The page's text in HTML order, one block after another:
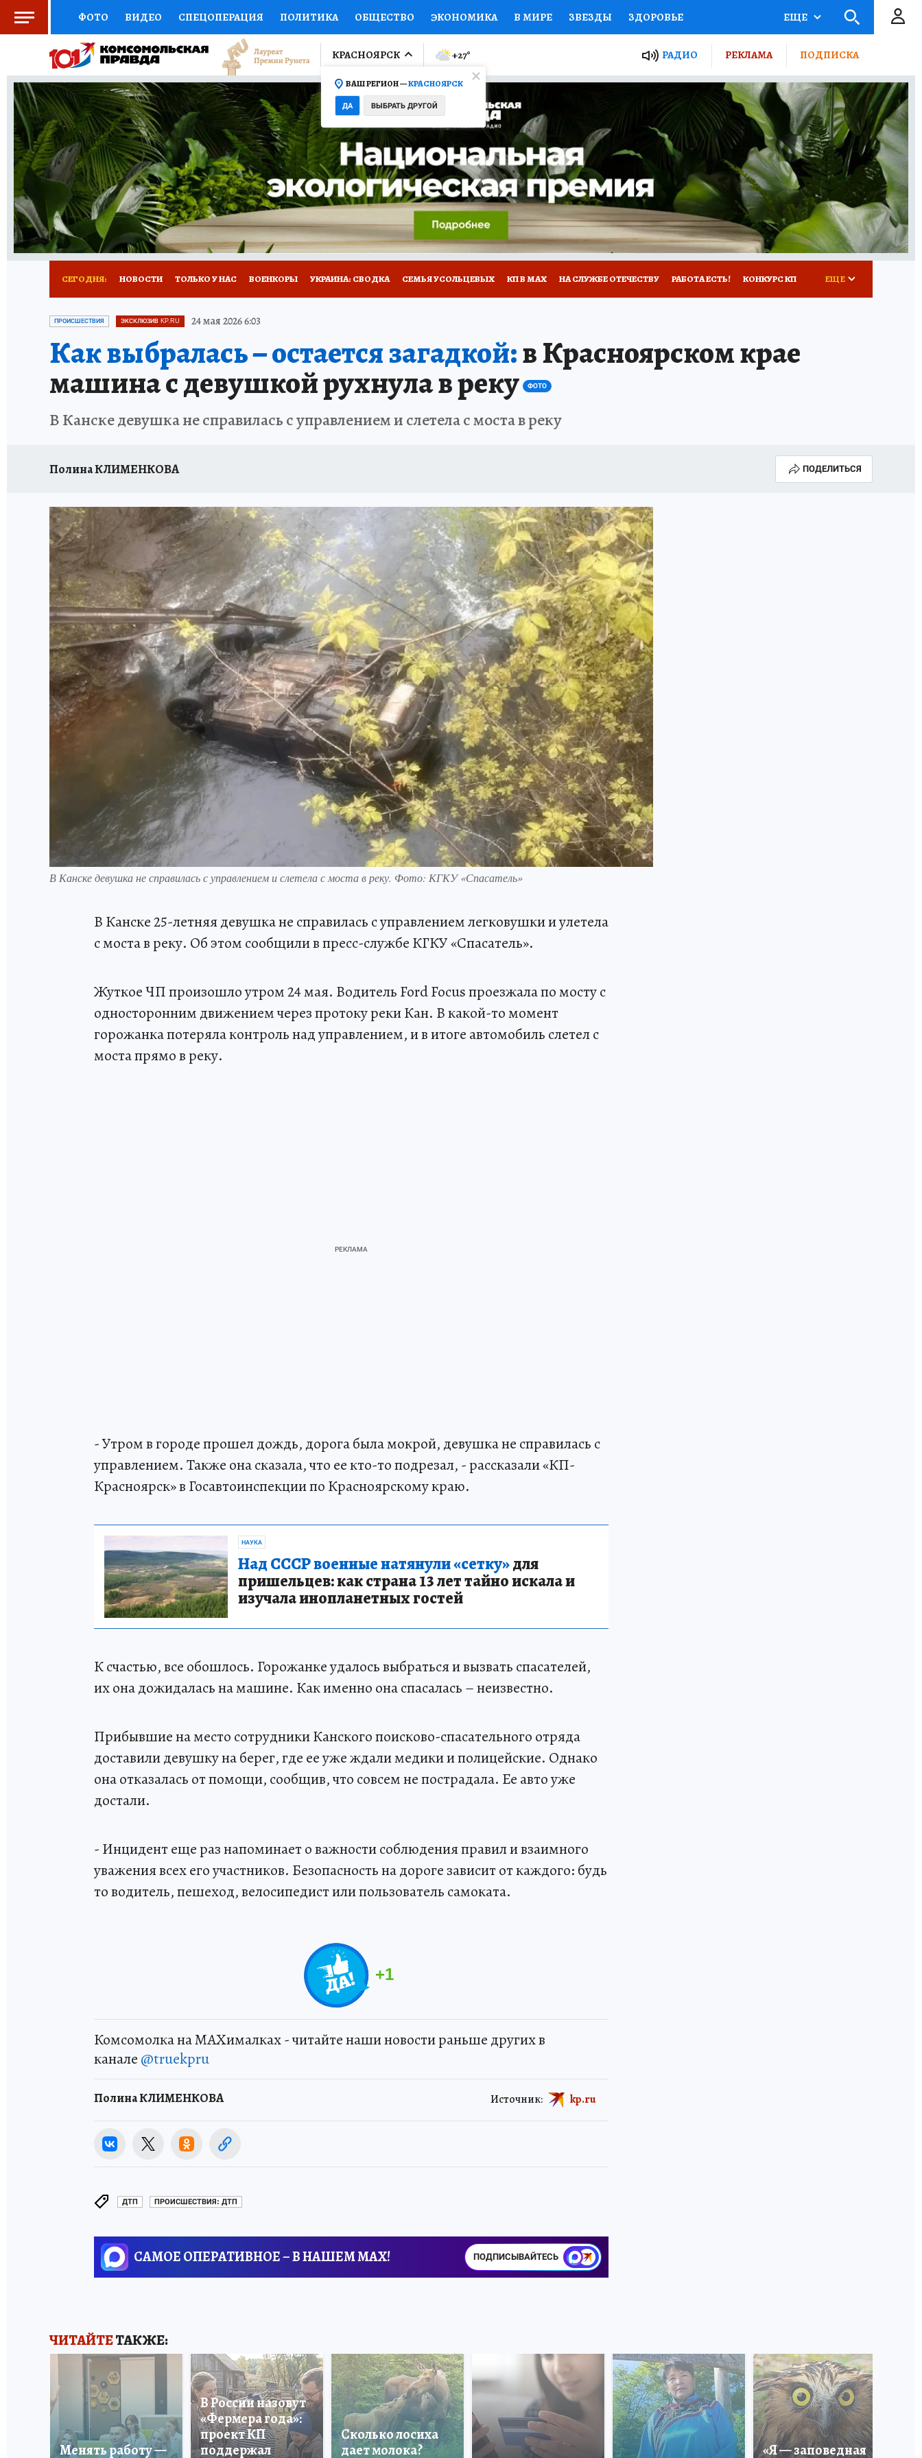
ФОТО ВИДЕО СПЕЦОПЕРАЦИЯ ПОЛИТИКА ОБЩЕСТВО ЭКОНОМИКА В МИРЕ ЗВЕЗДЫ ЗДОРОВЬЕ
СОЦПОДДЕРЖКА НАУКА СПОРТ КОЛУМНИСТЫ ПРОИСШЕСТВИЯ НАЦИОНАЛЬНЫЕ ПРОЕКТЫ РОССИИ
ВЫБОР ЭКСПЕРТОВ ДОКТОР ФИНАНСЫ ОТКРЫВАЕМ МИР Я ЗНАЮ СЕМЬЯ ЖЕНСКИЕ СЕКРЕТЫ ПУТЕВОДИТЕЛЬ
КНИЖНАЯ ПОЛКА ПРОГНОЗЫ НА СПОРТ ПРОМОКОДЫ СЕРИАЛЫ СПЕЦПРОЕКТЫ ДЕФИЦИТ ЖЕЛЕЗА ТУРИЗМ
ПРЕСС-ЦЕНТР НЕДВИЖИМОСТЬ ТЕЛЕВИЗОР КОЛЛЕКЦИИ КОНКУРСЫ РАБОТА У НАС ГИД ПОТРЕБИТЕЛЯ ВСЕ О КП
РАДИО КП РЕКЛАМА ТЕСТЫ НОВОЕ НА САЙТЕ
ЕЩЕ
КРАСНОЯРСК
ВАШ РЕГИОН —КРАСНОЯРСК
ДА ВЫБРАТЬ ДРУГОЙ
+27° РАДИО РЕКЛАМА ПОДПИСКА
СЕГОДНЯ: НОВОСТИ ТОЛЬКО У НАС ВОЕНКОРЫ УКРАИНА: СВОДКА СЕМЬЯ УСОЛЬЦЕВЫХ КП В МАХ НА СЛУЖБЕ ОТЕЧЕСТВУ РАБОТА ЕСТЬ! КОНКУРС КП
ОТДЫХ В РОССИИ ЗАПОВЕДНАЯ РОССИЯ
ЕЩЕ
ПРОИСШЕСТВИЯ ЭКСКЛЮЗИВ KP.RU 24 мая 2026 6:03
Как выбралась – остается загадкой:в Красноярском крае
машина с девушкой рухнула в реку ФОТО
В Канске девушка не справилась с управлением и слетела с моста в реку
Полина КЛИМЕНКОВА ПОДЕЛИТЬСЯ
В Канске девушка не справилась с управлением и слетела с моста в реку. Фото: КГКУ «Спасатель»
В Канске 25-летняя девушка не справилась с управлением легковушки и улетела
с моста в реку. Об этом сообщили в пресс-службе КГКУ «Спасатель».
Жуткое ЧП произошло утром 24 мая. Водитель Ford Focus проезжала по мосту с
односторонним движением через протоку реки Кан. В какой-то момент
горожанка потеряла контроль над управлением, и в итоге автомобиль слетел с
моста прямо в реку.
- Утром в городе прошел дождь, дорога была мокрой, девушка не справилась с
управлением. Также она сказала, что ее кто-то подрезал, - рассказали «КП-
Красноярск» в Госавтоинспекции по Красноярскому краю.
НАУКА
Над СССР военные натянули «сетку»для
пришельцев: как страна 13 лет тайно искала и
изучала инопланетных гостей
К счастью, все обошлось. Горожанке удалось выбраться и вызвать спасателей,
их она дожидалась на машине. Как именно она спасалась – неизвестно.
Прибывшие на место сотрудники Канского поисково-спасательного отряда
доставили девушку на берег, где ее уже ждали медики и полицейские. Однако
она отказалась от помощи, сообщив, что совсем не пострадала. Ее авто уже
достали.
- Инцидент еще раз напоминает о важности соблюдения правил и взаимного
уважения всех его участников. Безопасность на дороге зависит от каждого: будь
то водитель, пешеход, велосипедист или пользователь самоката.
+1
Комсомолка на MAXималках - читайте наши новости раньше других в
канале @truekpru
Полина КЛИМЕНКОВА Источник: kp.ru
ДТП ПРОИСШЕСТВИЯ: ДТП
САМОЕ ОПЕРАТИВНОЕ – В НАШЕМ MAX! ПОДПИСЫВАЙТЕСЬ
ЧИТАЙТЕТАКЖЕ:
Менять работу —
В России назовут
«Фермера года»:
проект КП
поддержал
Сколько лосиха
дает молока?
«Я — заповедная